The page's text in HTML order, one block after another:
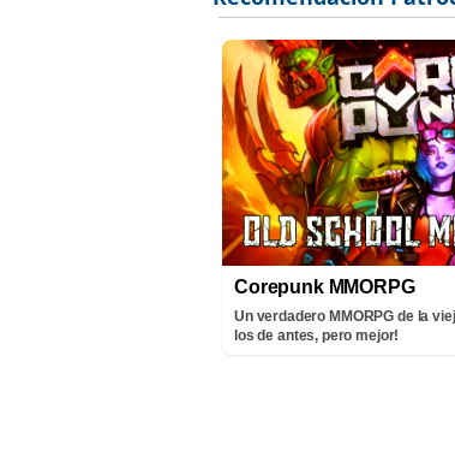
Corepunk MMORPG
Un verdadero MMORPG de la
los de antes, pero mejor!